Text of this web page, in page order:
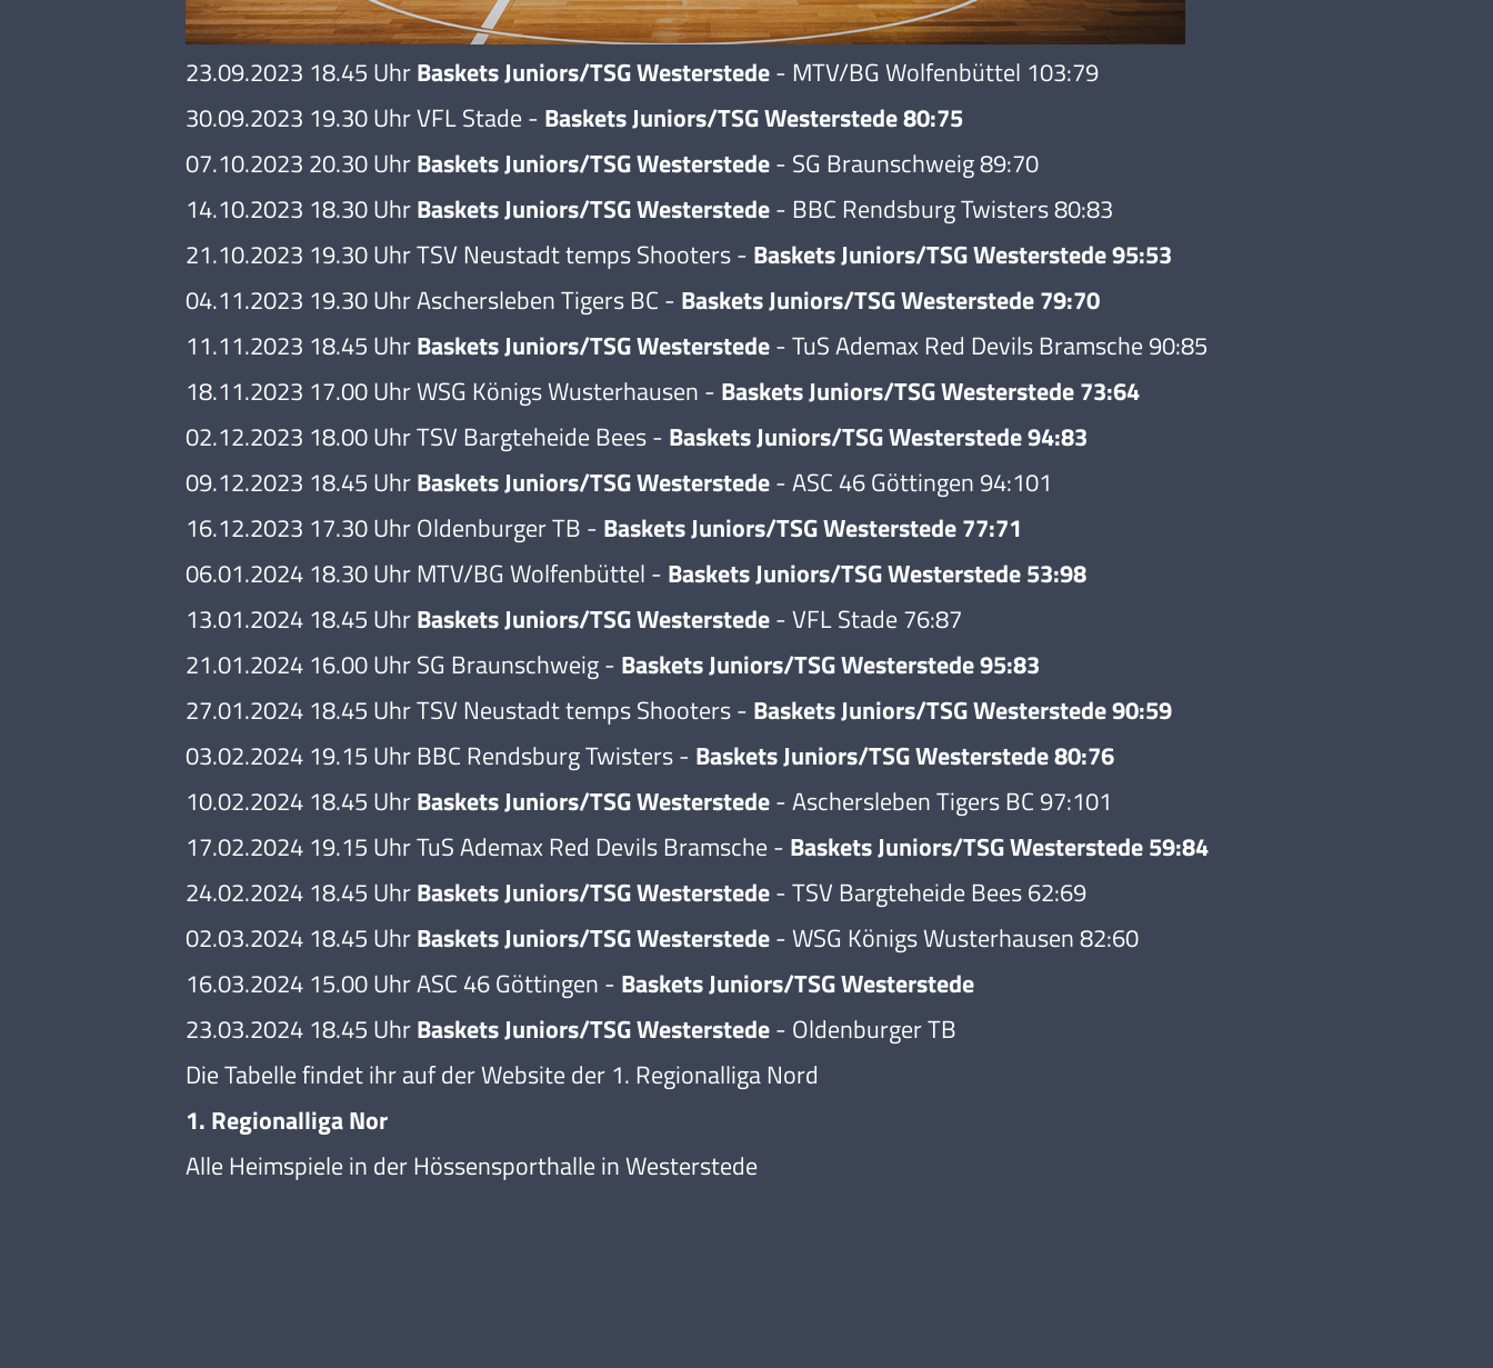
23.09.2023 18.45 UhrBaskets Juniors/TSG Westerstede- MTV/BG Wolfenbüttel 103:79
30.09.2023 19.30 Uhr VFL Stade - Baskets Juniors/TSG Westerstede 80:75
07.10.2023 20.30 UhrBaskets Juniors/TSG Westerstede- SG Braunschweig 89:70
14.10.2023 18.30 UhrBaskets Juniors/TSG Westerstede- BBC Rendsburg Twisters 80:83
21.10.2023 19.30 Uhr TSV Neustadt temps Shooters - Baskets Juniors/TSG Westerstede 95:53
04.11.2023 19.30 Uhr Aschersleben Tigers BC - Baskets Juniors/TSG Westerstede 79:70
11.11.2023 18.45 UhrBaskets Juniors/TSG Westerstede- TuS Ademax Red Devils Bramsche 90:85
18.11.2023 17.00 Uhr WSG Königs Wusterhausen - Baskets Juniors/TSG Westerstede 73:64
02.12.2023 18.00 Uhr TSV Bargteheide Bees - Baskets Juniors/TSG Westerstede 94:83
09.12.2023 18.45 UhrBaskets Juniors/TSG Westerstede- ASC 46 Göttingen 94:101
16.12.2023 17.30 Uhr Oldenburger TB - Baskets Juniors/TSG Westerstede 77:71
06.01.2024 18.30 Uhr MTV/BG Wolfenbüttel - Baskets Juniors/TSG Westerstede 53:98
13.01.2024 18.45 UhrBaskets Juniors/TSG Westerstede- VFL Stade 76:87
21.01.2024 16.00 Uhr SG Braunschweig - Baskets Juniors/TSG Westerstede 95:83
27.01.2024 18.45 Uhr TSV Neustadt temps Shooters - Baskets Juniors/TSG Westerstede 90:59
03.02.2024 19.15 Uhr BBC Rendsburg Twisters - Baskets Juniors/TSG Westerstede 80:76
10.02.2024 18.45 UhrBaskets Juniors/TSG Westerstede- Aschersleben Tigers BC 97:101
17.02.2024 19.15 Uhr TuS Ademax Red Devils Bramsche - Baskets Juniors/TSG Westerstede 59:84
24.02.2024 18.45 UhrBaskets Juniors/TSG Westerstede- TSV Bargteheide Bees 62:69
02.03.2024 18.45 UhrBaskets Juniors/TSG Westerstede- WSG Königs Wusterhausen 82:60
16.03.2024 15.00 Uhr ASC 46 Göttingen - Baskets Juniors/TSG Westerstede
23.03.2024 18.45 UhrBaskets Juniors/TSG Westerstede- Oldenburger TB
Die Tabelle findet ihr auf der Website der 1. Regionalliga Nord
1. Regionalliga Nor
Alle Heimspiele in der Hössensporthalle in Westerstede